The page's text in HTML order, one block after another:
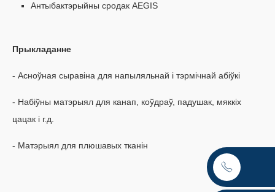
Антыбактэрыйны сродак AEGIS
Прыкладанне
- Асноўная сыравіна для напыляльнай і тэрмічнай абіўкі
- Набіўны матэрыял для канап, коўдраў, падушак, мяккіх
цацак і г.д.
- Матэрыял для плюшавых тканін